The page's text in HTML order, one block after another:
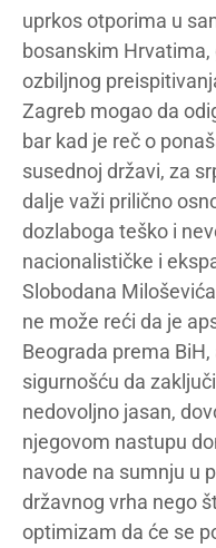
uprkos otporima u
bosanskim
ozbiljnog
Zagreb mogao da
bar kad je reč o
susednoj državi, za
dalje važi prilično
dozlaboga teško i
nacionalističke i
Slobodana
ne može reći da je
Beograda prema
sigurnošću da
nedovoljno jasan,
njegovom nastupu
navode na sumnju u
državnog vrha nego
optimizam da će se